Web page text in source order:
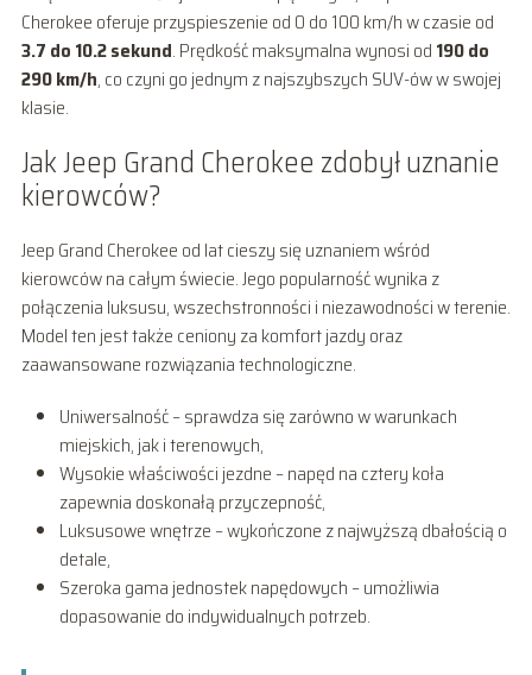
Cherokee oferuje przyspieszenie od 0 do 100 km/h w czasie od
3.7 do 10.2 sekund. Prędkość maksymalna wynosi od 190 do
290 km/h, co czyni go jednym z najszybszych SUV-ów w swojej
klasie.
Jak Jeep Grand Cherokee zdobył uznanie
kierowców?
Jeep Grand Cherokee od lat cieszy się uznaniem wśród
kierowców na całym świecie. Jego popularność wynika z
połączenia luksusu, wszechstronności i niezawodności w terenie.
Model ten jest także ceniony za komfort jazdy oraz
zaawansowane rozwiązania technologiczne.
Uniwersalność – sprawdza się zarówno w warunkach
miejskich, jak i terenowych,
Wysokie właściwości jezdne – napęd na cztery koła
zapewnia doskonałą przyczepność,
Luksusowe wnętrze – wykończone z najwyższą dbałością o
detale,
Szeroka gama jednostek napędowych – umożliwia
dopasowanie do indywidualnych potrzeb.